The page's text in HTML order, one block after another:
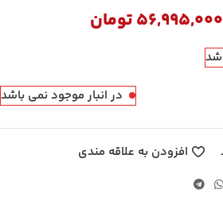
56,995,000تومان
در انبار موجود نمی باشد
افزودن به علاقه مندی